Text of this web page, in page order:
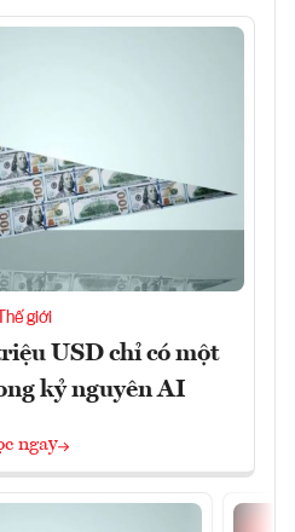
Thế giới
USD chỉ có một
kỷ nguyên AI
ngay